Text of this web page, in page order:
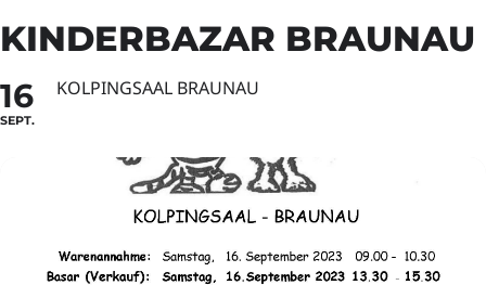
KINDERBAZAR BRAUNAU
16
SEPT.
KOLPINGSAAL BRAUNAU